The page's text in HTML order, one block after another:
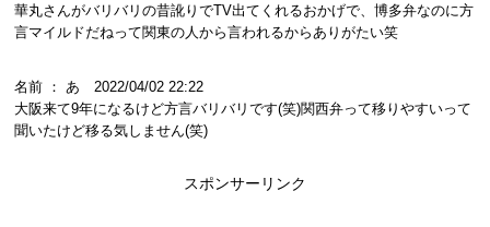
華丸さんがバリバリの昔訛りでTV出てくれるおかげで、博多弁なのに方
言マイルドだねって関東の人から言われるからありがたい笑
名前 ： あ 2022/04/02 22:22
大阪来て9年になるけど方言バリバリです(笑)関西弁って移りやすいって
聞いたけど移る気しません(笑)
スポンサーリンク